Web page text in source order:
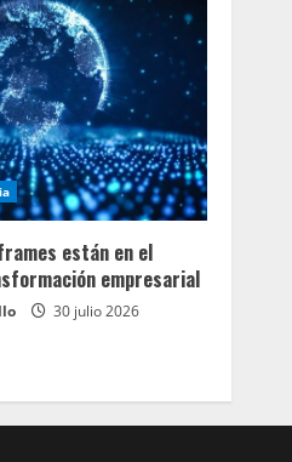
están en el
empresarial
30 julio 2026